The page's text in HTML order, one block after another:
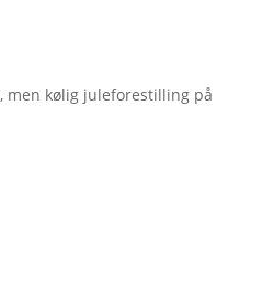
men kølig juleforestilling på